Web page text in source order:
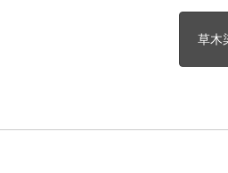
草木